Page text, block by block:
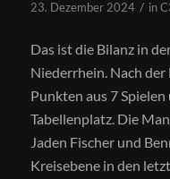
23. Dezember 2024 / in
Das ist die Bilanz in
Niederrhein. Nach
Punkten aus 7
Tabellenplatz. Die
Jaden Fischer und
Kreisebene in den